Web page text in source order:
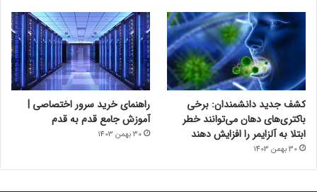
کشف جدید دانشمندان: برخی
باکتری‌های دهان می‌توانند خطر
ابتلا به آلزایمر را افزایش دهند
30 بهمن 1403
راهنمای خرید سرور اختصاصی |
آموزش جامع قدم به قدم
30 بهمن 1403